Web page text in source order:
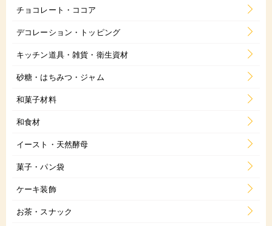
チョコレート・ココア
デコレーション・トッピング
キッチン道具・雑貨・衛生資材
砂糖・はちみつ・ジャム
和菓子材料
和食材
イースト・天然酵母
菓子・パン袋
ケーキ装飾
お茶・スナック